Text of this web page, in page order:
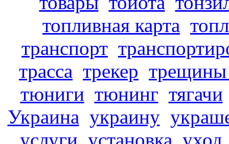
топливная карта
транспорт
трасса трекер трещины
тюниги тюнинг тягачи
Украина украину